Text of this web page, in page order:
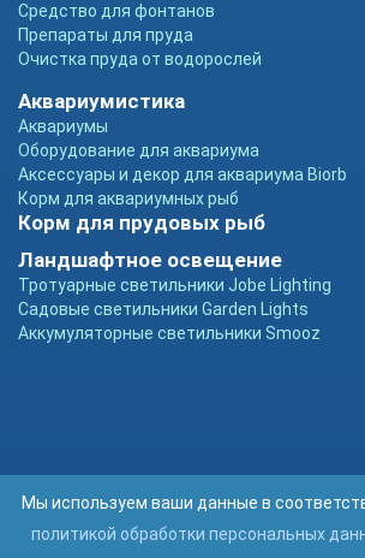
Средство для фонтанов
Препараты для пруда
Очистка пруда от водорослей
Аквариумистика
Аквариумы
Оборудование для аквариума
Аксессуары и декор для аквариума Biorb
Корм для аквариумных рыб
Корм для прудовых рыб
Ландшафтное освещение
Тротуарные светильники Jobe Lighting
Садовые светильники Garden Lights
Аккумуляторные светильники Smooz
Мы используем ваши данные в
политикой обработки персональных